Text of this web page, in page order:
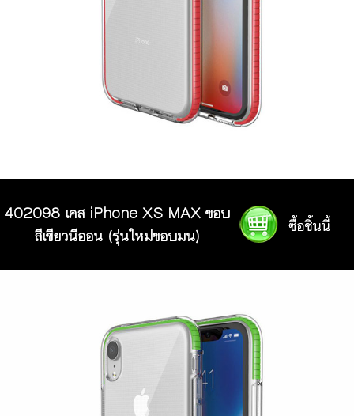
402098 เคส iPhone XS MAX ขอบ
สีเขียวนีออน (รุ่นใหม่ขอบมน)